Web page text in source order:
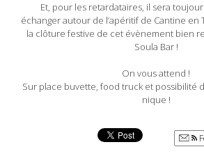
Et, pour les retardataires, il sera
échanger autour de l’apéritif de Cantine en
la clôture festive de cet évènement bien
Soula Bar !
On vous attend !
Sur place buvette, food truck et possibilité
nique !